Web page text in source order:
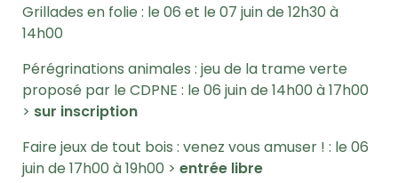
Grillades en folie : le 06 et le 07 juin de 12h30 à
14h00
Pérégrinations animales : jeu de la trame verte
proposé par le CDPNE : le 06 juin de 14h00 à 17h00
> sur inscription
Faire jeux de tout bois : venez vous amuser ! : le 06
juin de 17h00 à 19h00 > entrée libre